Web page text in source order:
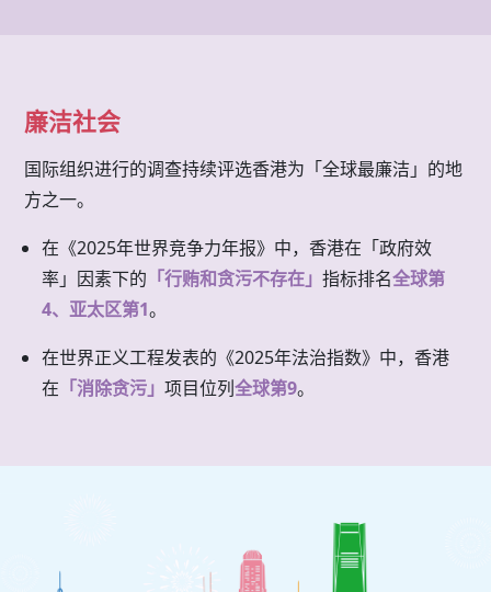
廉洁社会
国际组织进行的调查持续评选香港为「全球最廉洁」的地
方之一。
在《2025年世界竞争力年报》中，香港在「政府效
率」因素下的 「行贿和贪污不存在」指标排名全球第
4、亚太区第1。
在世界正义工程发表的《2025年法治指数》中，香港
在 「消除贪污」项目位列全球第9。